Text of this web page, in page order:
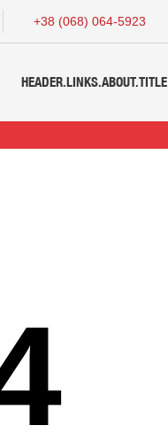
+38 (068) 064-5923
HEADER.LINKS.ABOUT.TITLE